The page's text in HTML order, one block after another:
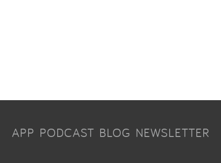
APP PODCAST BLOG NEWSLETTER